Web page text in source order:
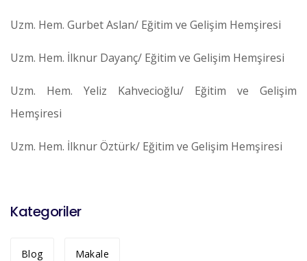
Uzm. Hem. Gurbet Aslan/ Eğitim ve Gelişim Hemşiresi
Uzm. Hem. İlknur Dayanç/ Eğitim ve Gelişim Hemşiresi
Uzm. Hem. Yeliz Kahvecioğlu/ Eğitim ve Gelişim
Hemşiresi
Uzm. Hem. İlknur Öztürk/ Eğitim ve Gelişim Hemşiresi
Kategoriler
Blog Makale